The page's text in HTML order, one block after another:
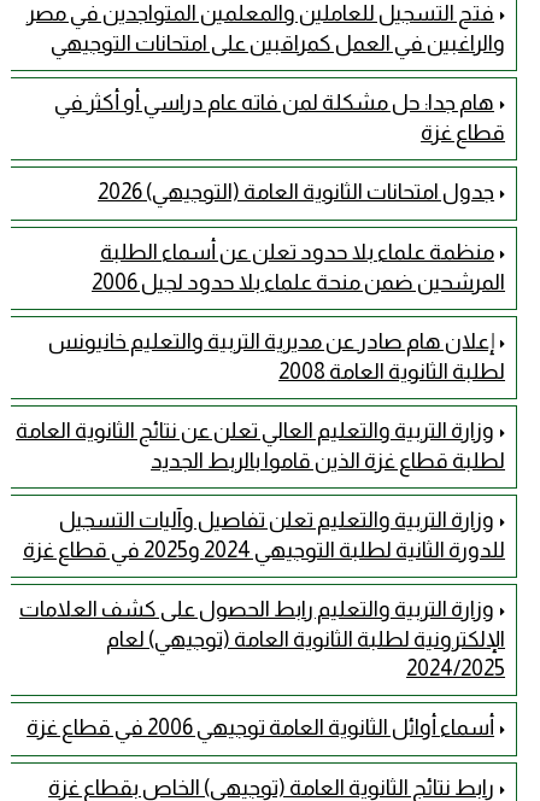
فتح التسجيل للعاملين والمعلمين المتواجدين في مصر
والراغبين في العمل كمراقبين على امتحانات التوجيهي
هام جدا: حل مشكلة لمن فاته عام دراسي أو أكثر في
قطاع غزة
جدول امتحانات الثانوية العامة (التوجيهي) 2026
منظمة علماء بلا حدود تعلن عن أسماء الطلبة
المرشحين ضمن منحة علماء بلا حدود لجيل 2006
إعلان هام صادر عن مديرية التربية والتعليم خانيونس
لطلبة الثانوية العامة 2008
وزارة التربية والتعليم العالي تعلن عن نتائج الثانوية العامة
لطلبة قطاع غزة الذين قاموا بالربط الجديد
وزارة التربية والتعليم تعلن تفاصيل وآليات التسجيل
للدورة الثانية لطلبة التوجيهي 2024 و2025 في قطاع غزة
وزارة التربية والتعليم رابط الحصول على كشف العلامات
الإلكترونية لطلبة الثانوية العامة (توجيهي) لعام
2024/2025
أسماء أوائل الثانوية العامة توجيهي 2006 في قطاع غزة
رابط نتائج الثانوية العامة (توجيهي) الخاص بقطاع غزة